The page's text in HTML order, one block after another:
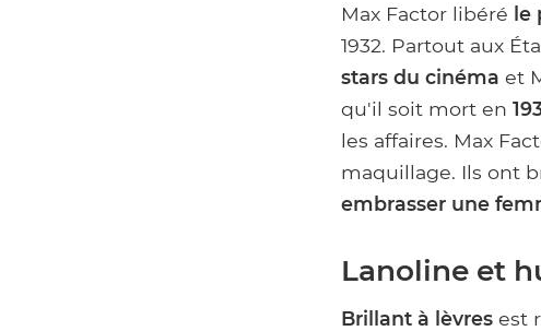
Max Factor libéré le
1932. Partout aux
stars du cinéma et
qu'il soit mort en
les affaires. Max
maquillage. Ils ont
embrasser une
Lanoline et
Brillant à lèvres est